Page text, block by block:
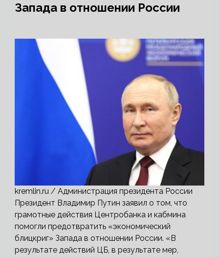
Запада в отношении России
kremlin.ru / Администрация президента России
Президент Владимир Путин заявил о том, что
грамотные действия Центробанка и кабмина
помогли предотвратить «экономический
блицкриг» Запада в отношении России. «В
результате действий ЦБ, в результате мер,